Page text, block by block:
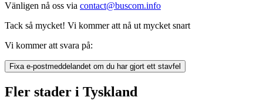
Vänligen nå oss via contact@buscom.info
Tack så mycket! Vi kommer att nå ut mycket snart
Vi kommer att svara på:
Fixa e-postmeddelandet om du har gjort ett stavfel
Fler stader i Tyskland